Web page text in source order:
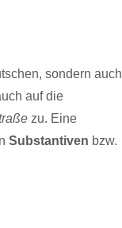
sondern auch
auf die
zu. Eine
Substantiven bzw.